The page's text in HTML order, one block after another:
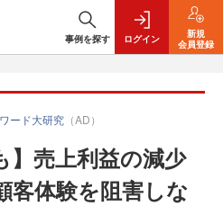
事例を探す ログイン
新規
会員登録
ード大研究 （AD）
】売上利益の減少
客体験を阻害しな